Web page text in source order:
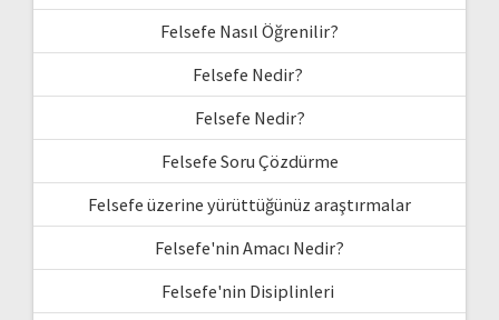
Felsefe Nasıl Öğrenilir?
Felsefe Nedir?
Felsefe Nedir?
Felsefe Soru Çözdürme
Felsefe üzerine yürüttüğünüz araştırmalar
Felsefe'nin Amacı Nedir?
Felsefe'nin Disiplinleri